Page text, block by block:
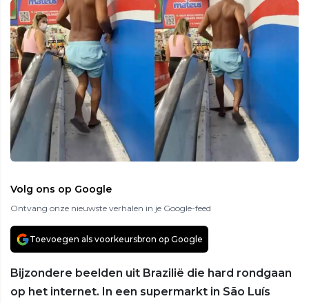
Volg ons op Google
Ontvang onze nieuwste verhalen in je Google-feed
Toevoegen als voorkeursbron op Google
Bijzondere beelden uit Brazilië die hard rondgaan
op het internet. In een supermarkt in São Luís